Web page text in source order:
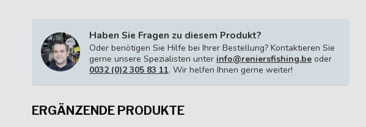
Haben Sie Fragen zu diesem Produkt?
Oder benötigen Sie Hilfe bei Ihrer Bestellung? Kontaktieren Sie
gerne unsere Spezialisten unter info@reniersfishing.be oder
0032 (0)2 305 83 11. Wir helfen Ihnen gerne weiter!
ERGÄNZENDE PRODUKTE